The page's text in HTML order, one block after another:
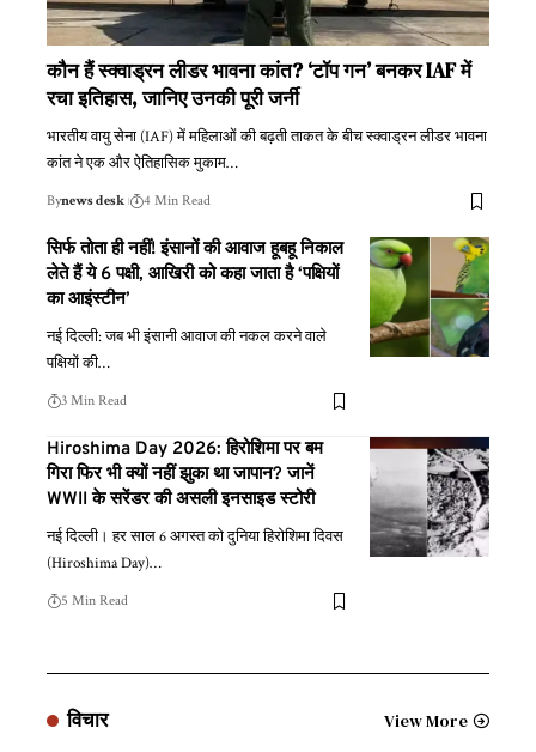
कौन हैं स्क्वाड्रन लीडर भावना कांत? ‘टॉप गन’ बनकर IAF में
रचा इतिहास, जानिए उनकी पूरी जर्नी
भारतीय वायु सेना (IAF) में महिलाओं की बढ़ती ताकत के बीच स्क्वाड्रन लीडर भावना
कांत ने एक और ऐतिहासिक मुकाम…
Bynews desk 4 Min Read
सिर्फ तोता ही नहीं! इंसानों की आवाज हूबहू निकाल
लेते हैं ये 6 पक्षी, आखिरी को कहा जाता है ‘पक्षियों
का आइंस्टीन’
नई दिल्ली: जब भी इंसानी आवाज की नकल करने वाले
पक्षियों की…
3 Min Read
Hiroshima Day 2026: हिरोशिमा पर बम
गिरा फिर भी क्यों नहीं झुका था जापान? जानें
WWII के सरेंडर की असली इनसाइड स्टोरी
नई दिल्ली। हर साल 6 अगस्त को दुनिया हिरोशिमा दिवस
(Hiroshima Day)…
5 Min Read
विचार View More